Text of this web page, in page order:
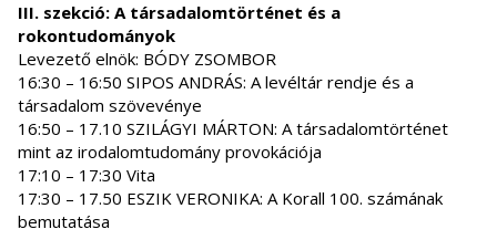
III. szekció: A társadalomtörténet és a
rokontudományok
Levezető elnök: BÓDY ZSOMBOR
16:30 – 16:50 SIPOS ANDRÁS: A levéltár rendje és a
társadalom szövevénye
16:50 – 17.10 SZILÁGYI MÁRTON: A társadalomtörténet
mint az irodalomtudomány provokációja
17:10 – 17:30 Vita
17:30 – 17.50 ESZIK VERONIKA: A Korall 100. számának
bemutatása